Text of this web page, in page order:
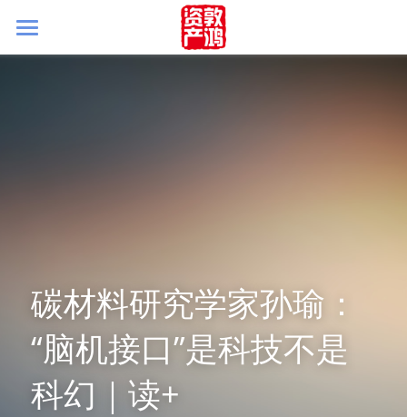
首页
碳材料研究学家孙瑜：
“脑机接口”是科技不是
科幻｜读+